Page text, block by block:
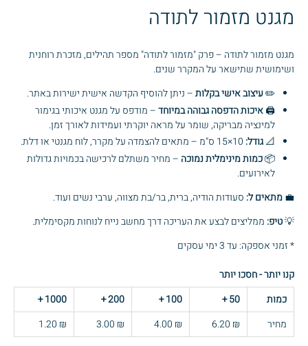
מגנט מזמור לתודה
מגנט מזמור לתודה – פרק "מזמור לתודה" מספר תהילים, מזכרת רוחנית
ושימושית שתישאר על המקרר שנים.
✏️עיצוב אישי בקלות– ניתן להוסיף הקדשה אישית ישירות באתר.
🖨️איכות הדפסה גבוהה במיוחד– מודפס על מגנט איכותי בגימור
למינציה מבריקה, שומר על מראה יוקרתי ועמידות לאורך זמן.
📐גודל:
📦כמות מינימלית נמוכה – מחיר משתלם לרכישה בכמויות גדולות
לאירועים.
💼מתאים ל: סעודות הודיה, ברית, בר/בת מצווה, ערבי נשים ועוד.
💡טיפ: ממליצים לבצע את העריכה דרך מחשב נייח לנוחות מקסימלית.
* זמני אספקה: עד 3 ימי עסקים
קנו יותר - חסכו יותר
כמות
50
+
100
+
200
+
1000
+
מחיר
₪ 6.20
₪ 4.00
₪ 3.00
₪ 1.20